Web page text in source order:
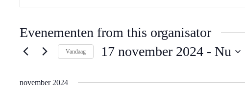
Evenementen from this organisator
Vandaag 17 november 2024 - Nu
l
november 2024